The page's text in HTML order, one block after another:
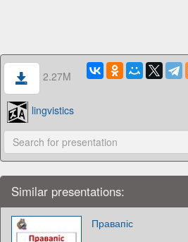
2.27M
lingvistics
Similar presentations:
Правапіс